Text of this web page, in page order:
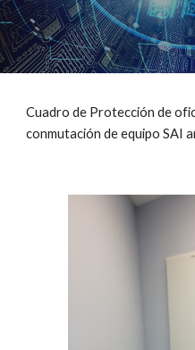
Cuadro de Protección de
conmutación de equipo SAI